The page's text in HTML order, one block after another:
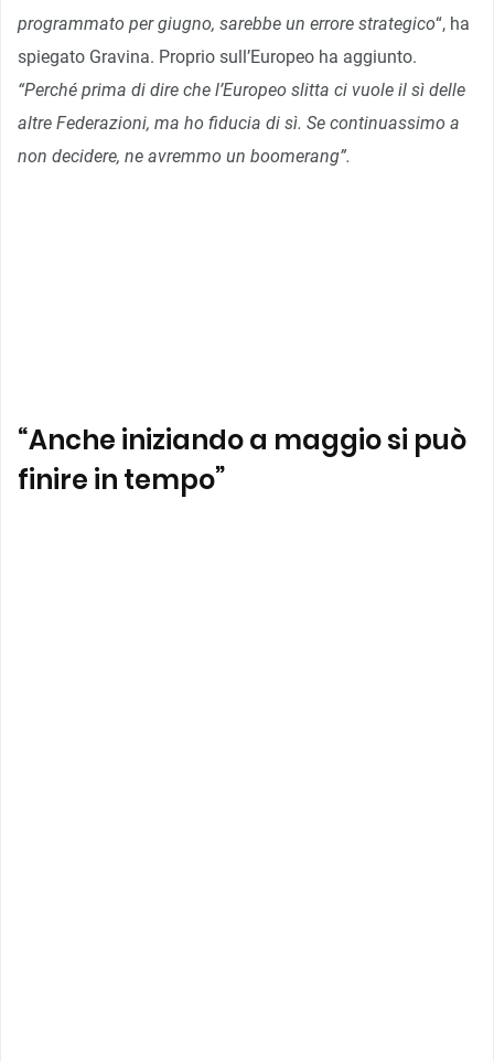
programmato per giugno, sarebbe un errore strategico“, ha
spiegato Gravina. Proprio sull’Europeo ha aggiunto.
“Perché prima di dire che l’Europeo slitta ci vuole il sì delle
altre Federazioni, ma ​ho fiducia di sì. Se continuassimo a
non decidere, ne avremmo un boomerang”.
“Anche iniziando a maggio si può
finire in tempo”